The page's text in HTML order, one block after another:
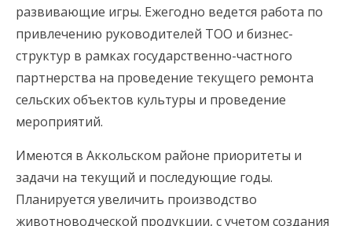
развивающие игры. Ежегодно ведется работа по
привлечению руководителей ТОО и бизнес-
структур в рамках государственно-частного
партнерства на проведение текущего ремонта
сельских объектов культуры и проведение
мероприятий.
Имеются в Аккольском районе приоритеты и
задачи на текущий и последующие годы.
Планируется увеличить производство
животноводческой продукции, с учетом создания